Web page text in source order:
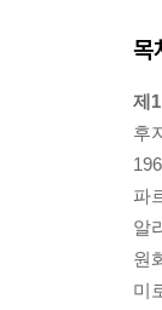
목
제
후
파
알
원
미